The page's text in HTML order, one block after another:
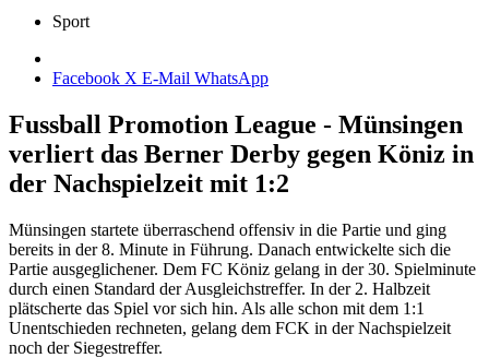
Sport
Facebook X E-Mail WhatsApp
Fussball Promotion League - Münsingen
verliert das Berner Derby gegen Köniz in
der Nachspielzeit mit 1:2
Münsingen startete überraschend offensiv in die Partie und ging
bereits in der 8. Minute in Führung. Danach entwickelte sich die
Partie ausgeglichener. Dem FC Köniz gelang in der 30. Spielminute
durch einen Standard der Ausgleichstreffer. In der 2. Halbzeit
plätscherte das Spiel vor sich hin. Als alle schon mit dem 1:1
Unentschieden rechneten, gelang dem FCK in der Nachspielzeit
noch der Siegestreffer.